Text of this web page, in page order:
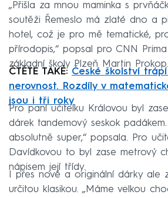
„Přišla za mnou maminka s
soutěži Řemeslo má zlaté dno a
hotel, což je pro mě tematické,
přírodopis,“ popsal pro CNN
základní školy Plzeň Martin Prokop.
ČTĚTE TAKÉ: České školství
nerovnost. Rozdíly v
jsou i tři roky
Pro paní učitelku Královou byl
dárek tandemový seskok
absolutně super,“ popsala. Pro
Davídkovou to byl zase metrový
nápisem její třídy.
I přes nové a originální dárky ale
určitou klasikou. „Máme velkou